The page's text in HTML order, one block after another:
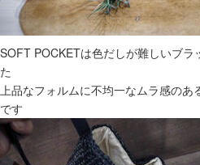
SOFT POCKETは色だしが難しいブラ
た
上品なフォルムに不均一なムラ感の
です